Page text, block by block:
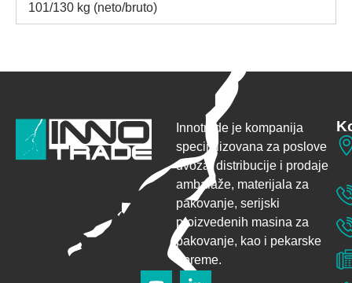
101/130 kg (neto/bruto)
Innotrade je kompanija
specijalizovana za poslove
uvoza, distribucije i prodaje
ambalaže, materijala za
pakovanje, serijski
proizvedenih masina za
pakovanje, kao i pekarske
opreme.